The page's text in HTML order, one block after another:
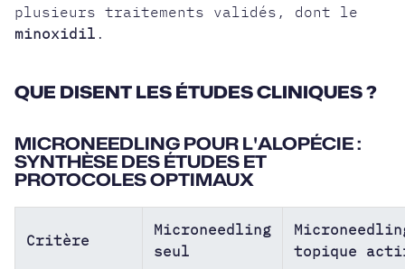
plusieurs traitements validés, dont le
minoxidil .
QUE DISENT LES ÉTUDES CLINIQUES ?
MICRONEEDLING POUR L'ALOPÉCIE :
SYNTHÈSE DES ÉTUDES ET
PROTOCOLES OPTIMAUX
Critère
Microneedling
seul
topique